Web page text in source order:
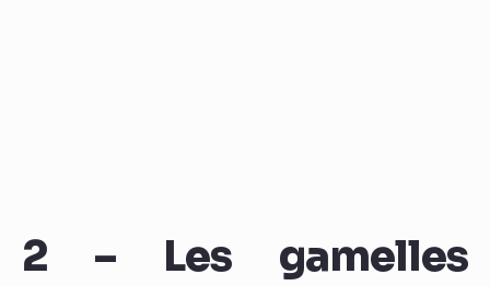
2 – Les gamelles